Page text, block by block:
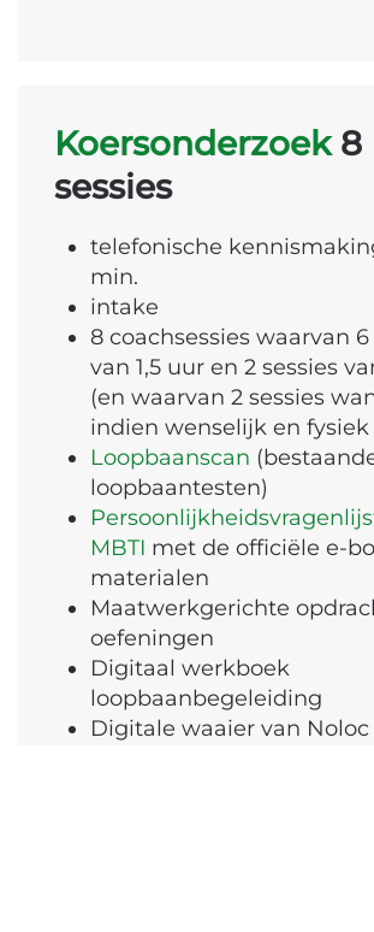
Koersonderzoek 8
sessies
telefonische
min.
intake
8 coachsessies waarvan 6
van 1,5 uur en 2 sessies
(en waarvan 2 sessies
indien wenselijk en
Loopbaanscan
loopbaantesten)
MBTI met de officiële e-
materialen
Maatwerkgerichte
oefeningen
Digitaal werkboek
loopbaanbegeleiding
Digitale waaier van Noloc